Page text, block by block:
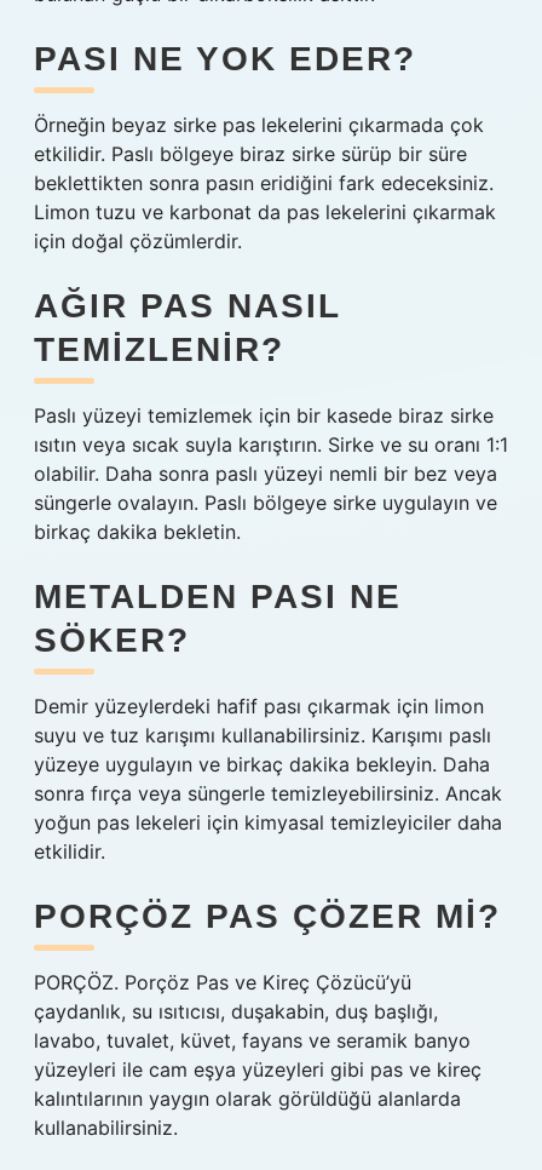
PASI NE YOK EDER?
Örneğin beyaz sirke pas lekelerini çıkarmada çok
etkilidir. Paslı bölgeye biraz sirke sürüp bir süre
beklettikten sonra pasın eridiğini fark edeceksiniz.
Limon tuzu ve karbonat da pas lekelerini çıkarmak
için doğal çözümlerdir.
AĞIR PAS NASIL
TEMIZLENIR?
Paslı yüzeyi temizlemek için bir kasede biraz sirke
ısıtın veya sıcak suyla karıştırın. Sirke ve su oranı 1:1
olabilir. Daha sonra paslı yüzeyi nemli bir bez veya
süngerle ovalayın. Paslı bölgeye sirke uygulayın ve
birkaç dakika bekletin.
METALDEN PASI NE
SÖKER?
Demir yüzeylerdeki hafif pası çıkarmak için limon
suyu ve tuz karışımı kullanabilirsiniz. Karışımı paslı
yüzeye uygulayın ve birkaç dakika bekleyin. Daha
sonra fırça veya süngerle temizleyebilirsiniz. Ancak
yoğun pas lekeleri için kimyasal temizleyiciler daha
etkilidir.
PORÇÖZ PAS ÇÖZER MI?
PORÇÖZ. Porçöz Pas ve Kireç Çözücü’yü
çaydanlık, su ısıtıcısı, duşakabin, duş başlığı,
lavabo, tuvalet, küvet, fayans ve seramik banyo
yüzeyleri ile cam eşya yüzeyleri gibi pas ve kireç
kalıntılarının yaygın olarak görüldüğü alanlarda
kullanabilirsiniz.